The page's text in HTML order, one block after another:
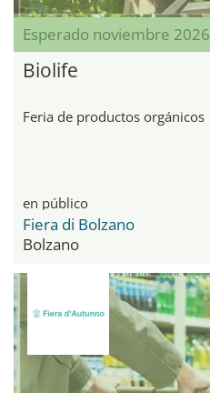
Esperado noviembre 2026
Biolife
Feria de productos orgánicos
en público
Fiera di Bolzano
Bolzano